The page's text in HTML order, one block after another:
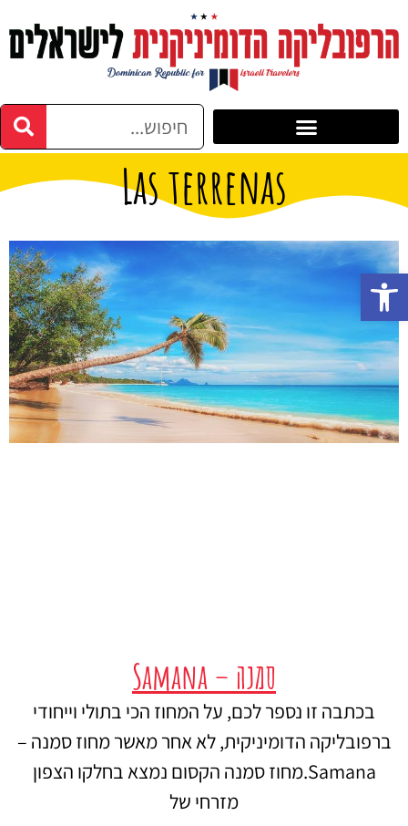
Las terrenas
סמנה – Samana
בכתבה זו נספר לכם, על המחוז הכי בתולי וייחודי
ברפובליקה הדומיניקית, לא אחר מאשר מחוז סמנה –
Samana.מחוז סמנה הקסום נמצא בחלקו הצפון
מזרחי של
פתח סרגל נגישות